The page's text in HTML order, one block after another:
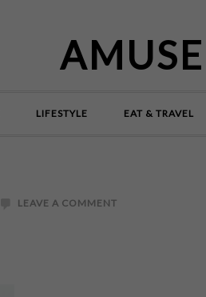
LIFESTYLE EAT & TRAVEL
LEAVE A COMMENT